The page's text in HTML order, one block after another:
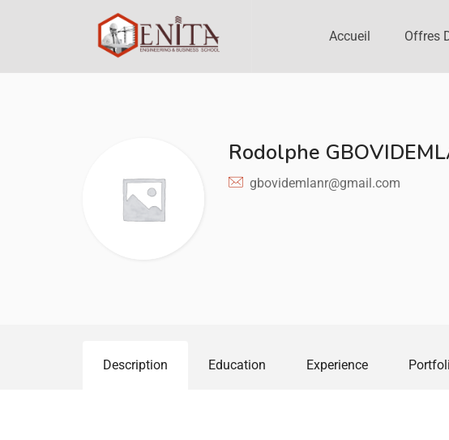
Accueil Offres
Rodolphe
gbovidemlanr@gmail.com
Description Education Experience